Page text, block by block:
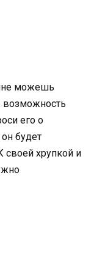
можешь
возможность
его о
будет
своей хрупкой и